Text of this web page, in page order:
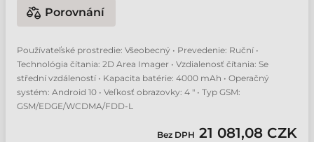
Porovnání
Používateľské prostredie: Všeobecný • Prevedenie: Ruční •
Technológia čítania: 2D Area Imager • Vzdialenosť čítania: Se
střední vzdáleností • Kapacita batérie: 4000 mAh • Operačný
systém: Android 10 • Veľkosť obrazovky: 4 " • Typ GSM:
GSM/EDGE/WCDMA/FDD-L
Bez DPH 21 081,08 CZK